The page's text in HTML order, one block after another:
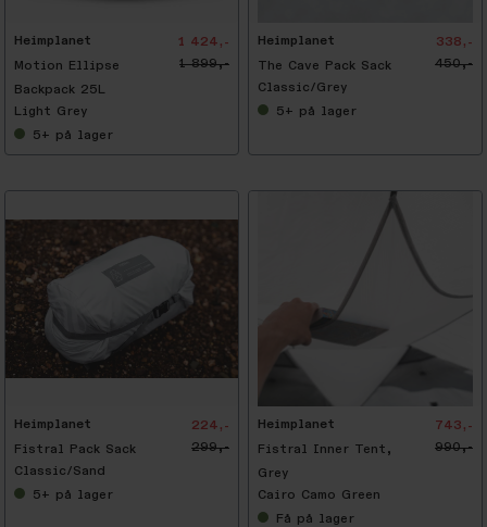
Heimplanet
Motion Ellipse
Backpack 25L
1 424,-
1 899,-
Light Grey
5+ på lager
Heimplanet
The Cave Pack Sack
338,-
450,-
Classic/Grey
5+ på lager
Heimplanet
Fistral Pack Sack
224,-
299,-
Classic/Sand
5+ på lager
2
Heimplanet
Fistral Inner Tent,
Grey
743,-
990,-
Cairo Camo Green
Få på lager